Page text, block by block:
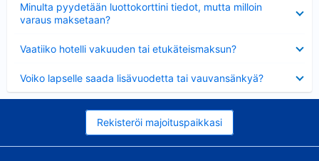
Minulta pyydetään luottokorttini tiedot, mutta milloin
varaus maksetaan?
Vaatiiko hotelli vakuuden tai etukäteismaksun?
Voiko lapselle saada lisävuodetta tai vauvansänkyä?
Rekisteröi majoituspaikkasi